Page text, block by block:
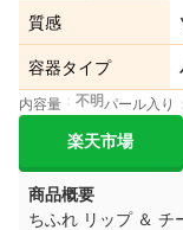
質感
容器タイプ
内容量 不明パール入り
楽天市場
商品概要
ちふれ リップ ＆ チ